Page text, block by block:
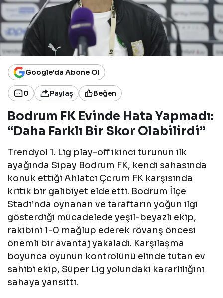
Google'da Abone Ol
0 Paylaş Beğen
Bodrum FK Evinde Hata Yapmadı:
“Daha Farklı Bir Skor Olabilirdi”
Trendyol 1. Lig play-off ikinci turunun ilk
ayağında Sipay Bodrum FK, kendi sahasında
konuk ettiği Ahlatcı Çorum FK karşısında
kritik bir galibiyet elde etti. Bodrum İlçe
Stadı’nda oynanan ve taraftarın yoğun ilgi
gösterdiği mücadelede yeşil-beyazlı ekip,
rakibini 1-0 mağlup ederek rövanş öncesi
önemli bir avantaj yakaladı. Karşılaşma
boyunca oyunun kontrolünü elinde tutan ev
sahibi ekip, Süper Lig yolundaki kararlılığını
sahaya yansıttı.